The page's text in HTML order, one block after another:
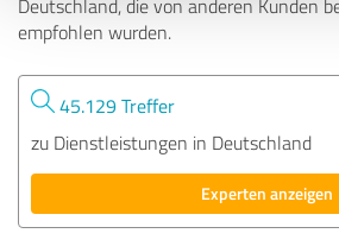
Deutschland, die von anderen Kunden
empfohlen wurden.
45.129 Treffer
zu Dienstleistungen in Deutschland
Experten anzeigen